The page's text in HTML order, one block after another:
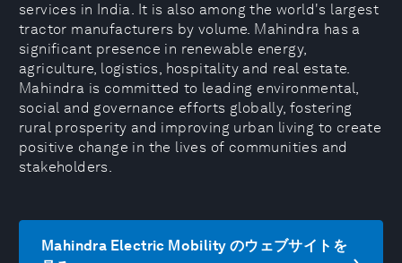
services in India. It is also among the world's largest
tractor manufacturers by volume. Mahindra has a
significant presence in renewable energy,
agriculture, logistics, hospitality and real estate.
Mahindra is committed to leading environmental,
social and governance efforts globally, fostering
rural prosperity and improving urban living to create
positive change in the lives of communities and
stakeholders.
Mahindra Electric Mobility のウェブサイトを